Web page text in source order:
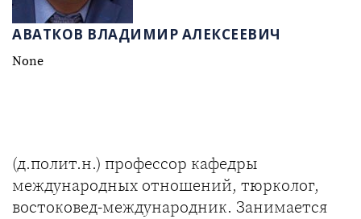
АВАТКОВ ВЛАДИМИР АЛЕКСЕЕВИЧ
None
(д.полит.н.) профессор кафедры
международных отношений, тюрколог,
востоковед-международник. Занимается